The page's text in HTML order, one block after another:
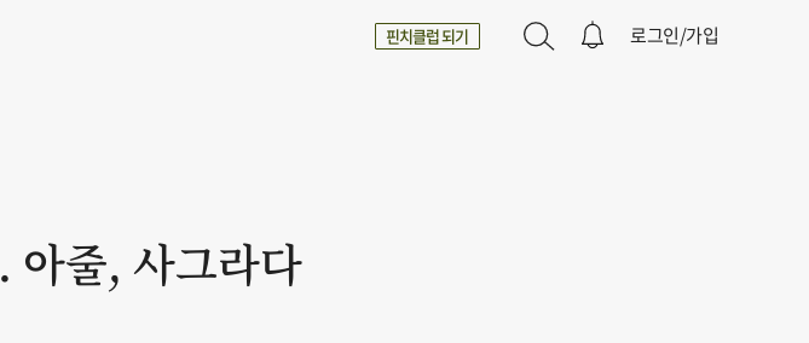
핀치클럽 되기 로그인/가입
아줄, 사그라다